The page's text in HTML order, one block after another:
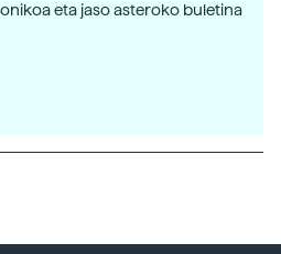
eta jaso asteroko buletina